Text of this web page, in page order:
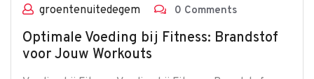
groentenuitedegem 0 Comments
Optimale Voeding bij Fitness: Brandstof
voor Jouw Workouts